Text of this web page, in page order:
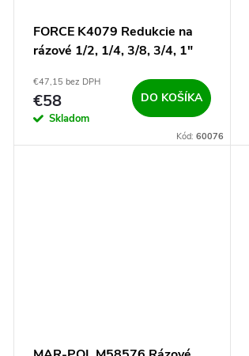
d
d
FORCE K4079 Redukcie na
rázové 1/2, 1/4, 3/8, 3/4, 1"
€47,15 bez DPH
€58
Skladom
DO KOŠÍKA
Kód:60076